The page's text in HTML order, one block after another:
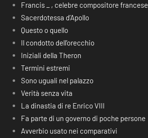
Francis _ , celebre compositore francese
Sacerdotessa d’Apollo
Questo o quello
Il condotto dell’orecchio
Iniziali della Theron
Termini estremi
Sono uguali nel palazzo
Verità senza vita
La dinastia di re Enrico VIII
Fa parte di un governo di poche persone
Avverbio usato nei comparativi